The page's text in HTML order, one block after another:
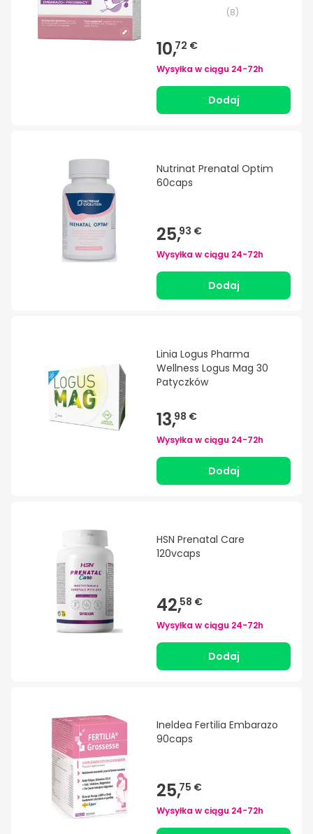
(8)
10,72 €
Wysyłka w ciągu 24-72h
Dodaj
Nutrinat Prenatal Optim
60caps
25,93 €
Wysyłka w ciągu 24-72h
Dodaj
Linia Logus Pharma
Wellness Logus Mag 30
Patyczków
13,98 €
Wysyłka w ciągu 24-72h
Dodaj
HSN Prenatal Care
120vcaps
42,58 €
Wysyłka w ciągu 24-72h
Dodaj
Ineldea Fertilia Embarazo
90caps
25,75 €
Wysyłka w ciągu 24-72h